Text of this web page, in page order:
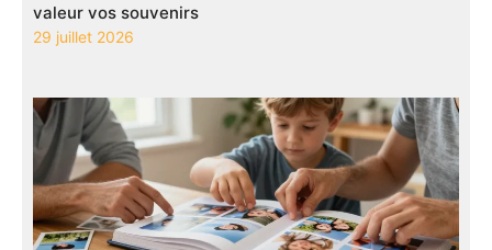
valeur vos souvenirs
29 juillet 2026